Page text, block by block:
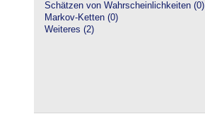
Schätzen von Wahrscheinlichkeiten (0)
Markov-Ketten (0)
Weiteres (2)